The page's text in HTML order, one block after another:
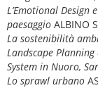
L’Emotional
paesaggio ALBINO
La sostenibilità
Landscape
System in Nuoro,
Lo sprawl urbano